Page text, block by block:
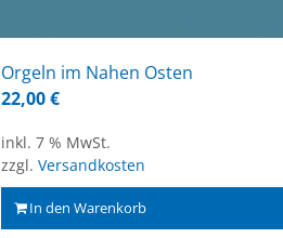
Or­geln im Na­hen Os­ten
22,00€
inkl. 7 % MwSt.
zzgl. Versandkosten
In den Warenkorb